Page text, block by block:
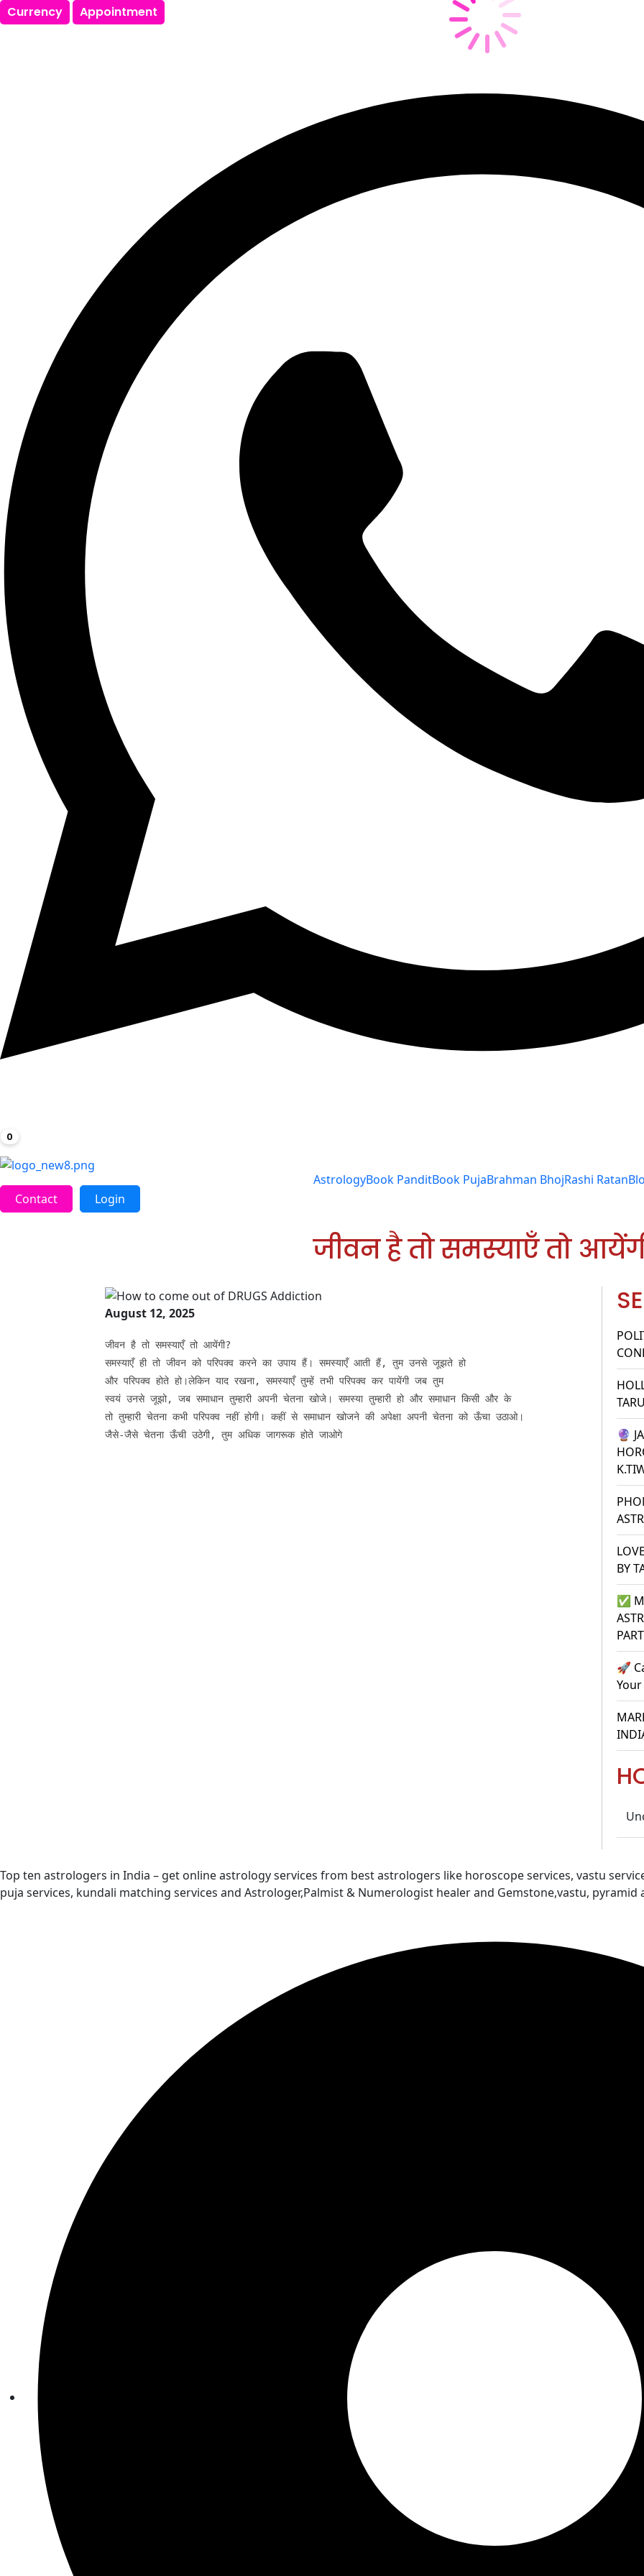
Currency Appointment
0
AstrologyBook PanditBook PujaBrahman BhojRashi Ratan
Contact
Login
जीवन है तो समस्याएँ तो
August 12, 2025
जीवन है तो समस्याएँ तो आयेंगी?
समस्याएँ ही तो जीवन को परिपक्व करने का उपाय हैं। समस्याएँ आती हैं, तुम उनसे जूझते हो
और परिपक्व होते हो।लेकिन याद रखना, समस्याएँ तुम्हें तभी परिपक्व कर पायेंगी जब तुम
स्वयं उनसे जूझो, जब समाधान तुम्हारी अपनी चेतना खोजे। समस्या तुम्हारी हो और समाधान किसी और के
तो तुम्हारी चेतना कभी परिपक्व नहीं होगी। कहीं से समाधान खोजने की अपेक्षा अपनी चेतना को ऊँचा उठाओ।
जैसे-जैसे चेतना ऊँची उठेगी, तुम अधिक जागरूक होते जाओगे
🔮
BY
✅
🚀
Top ten astrologers in India – get online astrology services from best astrologers like horoscope services, vastu
puja services, kundali matching services and Astrologer,Palmist & Numerologist healer and Gemstone,vastu,